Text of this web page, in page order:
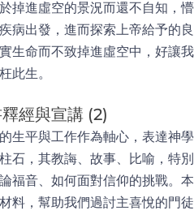
掉進虛空的景況而還不自知，懵
病出發，進而探索上帝給予的良
生命而不致掉進虛空中，好讓我
此生。
經與宣講 (2)
生平與工作作為軸心，表達神學
石，其教誨、故事、比喻，特別
福音、如何面對信仰的挑戰。本
料，幫助我們過討主喜悅的門徒